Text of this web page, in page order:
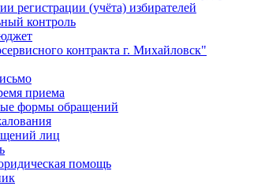
регистрации (учёта) избирателей
контроль
контракта г. Михайловск"
приема
формы обращений
лиц
помощь